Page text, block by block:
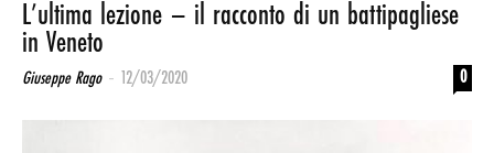
L’ultima lezione – il racconto di un battipagliese
in Veneto
Giuseppe Rago - 12/03/2020 0